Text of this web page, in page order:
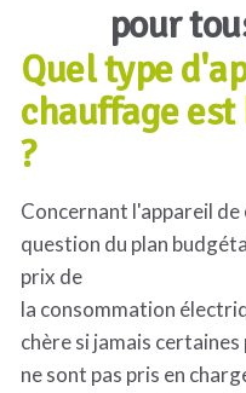
pour
Quel type
chauffage
?
Concernant l'appareil de
question du plan
prix de
la consommation
chère si jamais
ne sont pas pris en